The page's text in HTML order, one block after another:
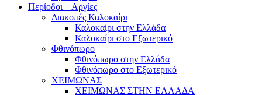
Περίοδοι – Αργίες
Διακοπές Καλοκαίρι
Καλοκαίρι στην Ελλάδα
Καλοκαίρι στο Εξωτερικό
Φθινόπωρο
Φθινόπωρο στην Ελλάδα
Φθινόπωρο στο Εξωτερικό
ΧΕΙΜΩΝΑΣ
ΧΕΙΜΩΝΑΣ ΣΤΗΝ ΕΛΛΑΔΑ